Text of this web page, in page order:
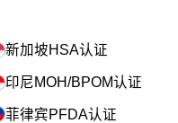
新加坡HSA认证
印尼MOH/BPOM认证
菲律宾PFDA认证